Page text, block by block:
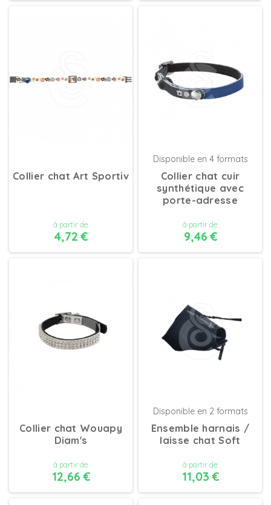
Collier chat Art Sportiv
à partir de
4,72 €
Disponible en 4 formats
Collier chat cuir
synthétique avec
porte-adresse
à partir de
9,46 €
Collier chat Wouapy
Diam's
à partir de
12,66 €
Disponible en 2 formats
Ensemble harnais /
laisse chat Soft
à partir de
11,03 €